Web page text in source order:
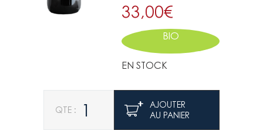
33,00€
BIO
EN STOCK
AJOUTER
AU PANIER